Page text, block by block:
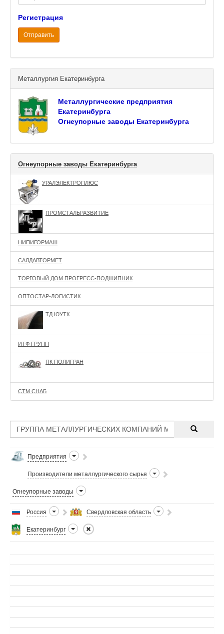
Регистрация
Отправить
Металлургия Екатеринбурга
Металлургические предприятия
Екатеринбурга
Огнеупорные заводы Екатеринбурга
Огнеупорные заводы Екатеринбурга
УРАЛЭЛЕКТРОПЛЮС
ПРОМСТАЛЬРАЗВИТИЕ
НИПИГОРМАШ
САЛДАВТОРМЕТ
ТОРГОВЫЙ ДОМ ПРОГРЕСС-ПОДШИПНИК
ОПТОСТАР-ЛОГИСТИК
ТД ЮУТК
ИТФ ГРУПП
ПК ПОЛИГРАН
СТМ СНАБ
Предприятия
Производители металлургического сырья
Огнеупорные заводы
Россия Свердловская область
Екатеринбург